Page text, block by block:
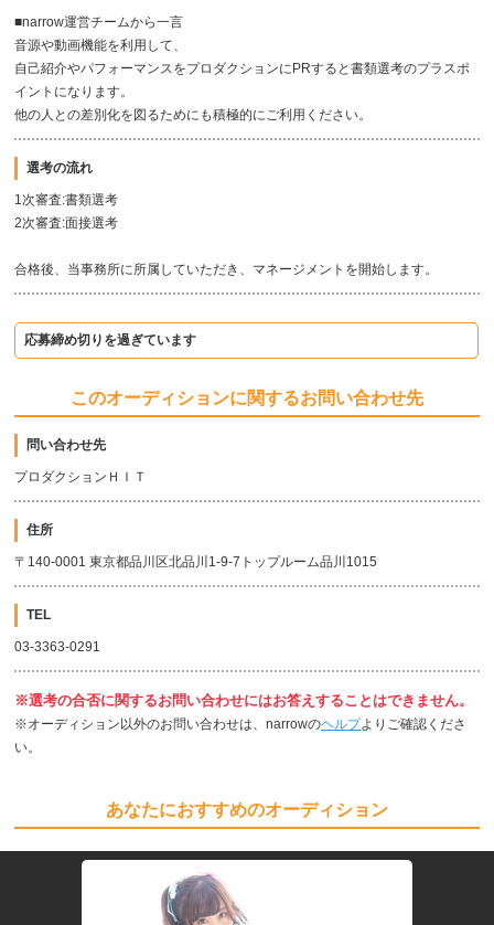
■narrow運営チームから一言
音源や動画機能を利用して、
自己紹介やパフォーマンスをプロダクションにPRすると書類選考のプラスポ
イントになります。
他の人との差別化を図るためにも積極的にご利用ください。
選考の流れ
1次審査:書類選考
2次審査:面接選考
合格後、当事務所に所属していただき、マネージメントを開始します。
応募締め切りを過ぎています
このオーディションに関するお問い合わせ先
問い合わせ先
プロダクションＨＩＴ
住所
〒140-0001 東京都品川区北品川1-9-7トップルーム品川1015
TEL
03-3363-0291
※選考の合否に関するお問い合わせにはお答えすることはできません。
※オーディション以外のお問い合わせは、narrowのヘルプよりご確認くださ
い。
あなたにおすすめのオーディション